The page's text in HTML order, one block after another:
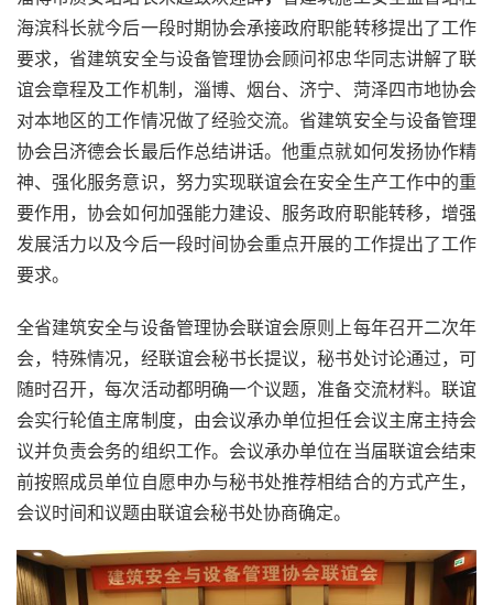
海滨科长就今后一段时期协会承接政府职能转移提出了工作
要求，省建筑安全与设备管理协会顾问祁忠华同志讲解了联
谊会章程及工作机制，淄博、烟台、济宁、菏泽四市地协会
对本地区的工作情况做了经验交流。省建筑安全与设备管理
协会吕济德会长最后作总结讲话。他重点就如何发扬协作精
神、强化服务意识，努力实现联谊会在安全生产工作中的重
要作用，协会如何加强能力建设、服务政府职能转移，增强
发展活力以及今后一段时间协会重点开展的工作提出了工作
要求。
全省建筑安全与设备管理协会联谊会原则上每年召开二次年
会，特殊情况，经联谊会秘书长提议，秘书处讨论通过，可
随时召开，每次活动都明确一个议题，准备交流材料。联谊
会实行轮值主席制度，由会议承办单位担任会议主席主持会
议并负责会务的组织工作。会议承办单位在当届联谊会结束
前按照成员单位自愿申办与秘书处推荐相结合的方式产生，
会议时间和议题由联谊会秘书处协商确定。